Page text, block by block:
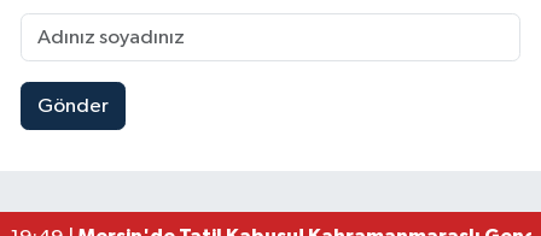
Gönder
12:31 |Kahramanmaraş Ağustos Fuarı'nda Funda Arar